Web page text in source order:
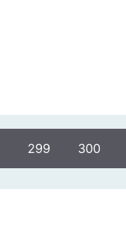
299 300